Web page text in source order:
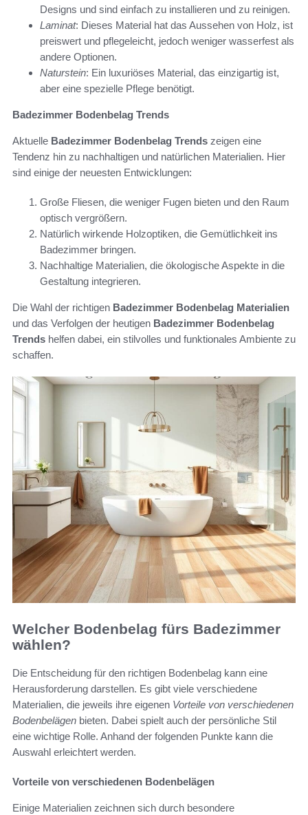
Designs und sind einfach zu installieren und zu reinigen.
Laminat: Dieses Material hat das Aussehen von Holz, ist
preiswert und pflegeleicht, jedoch weniger wasserfest als
andere Optionen.
Naturstein: Ein luxuriöses Material, das einzigartig ist,
aber eine spezielle Pflege benötigt.
Badezimmer Bodenbelag Trends
Aktuelle Badezimmer Bodenbelag Trends zeigen eine
Tendenz hin zu nachhaltigen und natürlichen Materialien. Hier
sind einige der neuesten Entwicklungen:
Große Fliesen, die weniger Fugen bieten und den Raum
optisch vergrößern.
Natürlich wirkende Holzoptiken, die Gemütlichkeit ins
Badezimmer bringen.
Nachhaltige Materialien, die ökologische Aspekte in die
Gestaltung integrieren.
Die Wahl der richtigen Badezimmer Bodenbelag Materialien
und das Verfolgen der heutigen Badezimmer Bodenbelag
Trends helfen dabei, ein stilvolles und funktionales Ambiente zu
schaffen.
Welcher Bodenbelag fürs Badezimmer
wählen?
Die Entscheidung für den richtigen Bodenbelag kann eine
Herausforderung darstellen. Es gibt viele verschiedene
Materialien, die jeweils ihre eigenen Vorteile von verschiedenen
Bodenbelägen bieten. Dabei spielt auch der persönliche Stil
eine wichtige Rolle. Anhand der folgenden Punkte kann die
Auswahl erleichtert werden.
Vorteile von verschiedenen Bodenbelägen
Einige Materialien zeichnen sich durch besondere